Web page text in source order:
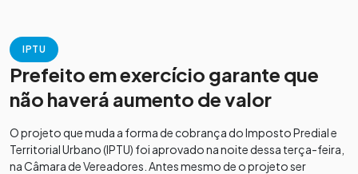
IPTU
Prefeito em exercício garante que
não haverá aumento de valor
O projeto que muda a forma de cobrança do Imposto Predial e
Territorial Urbano (IPTU) foi aprovado na noite dessa terça-feira,
na Câmara de Vereadores. Antes mesmo de o projeto ser